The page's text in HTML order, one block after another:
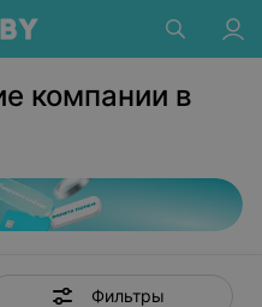
компании в
Фильтры